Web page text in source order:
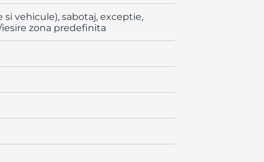
vehicule), sabotaj, exceptie,
zona predefinita